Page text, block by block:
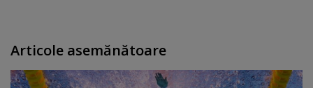
Articole asemănătoare